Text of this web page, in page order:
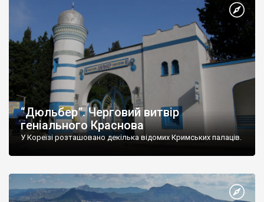
“Дюльбер”. Черговий витвір
геніального Краснова
У Кореїзі розташовано декілька відомих Кримських палаців.